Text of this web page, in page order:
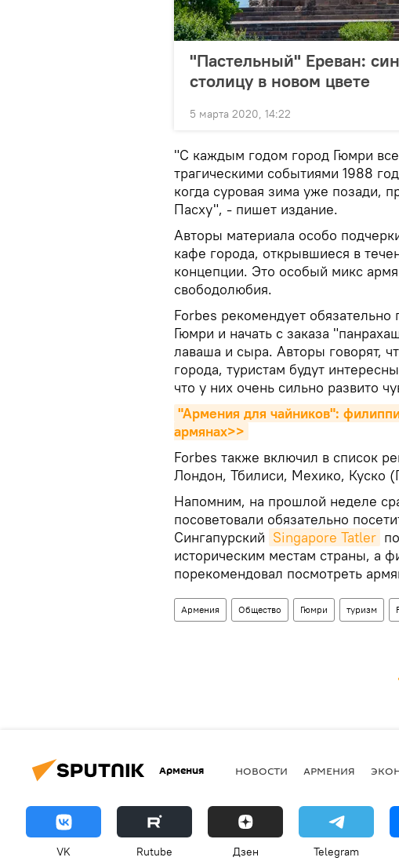
"Пастельный" Ереван:
столицу в новом цвете
5 марта 2020, 14:22
"С каждым годом город Гюмри
трагическими событиями 1988
когда суровая зима уже позади,
Пасху", - пишет издание.
Авторы материала особо
кафе города, открывшиеся в
концепции. Это особый микс
свободолюбия.
Forbes рекомендует
Гюмри и начать с заказа
лаваша и сыра. Авторы говорят,
города, туристам будут
что у них очень сильно развито
"Армения для чайников":
армянах>>
Forbes также включил в список
Лондон, Тбилиси, Мехико, Куско
Напомним, на прошлой неделе
посоветовали обязательно
Сингапурский Singapore Tatler
историческим местам страны, а
порекомендовал посмотреть
Армения Общество Гюмри туризм
Армения НОВОСТИ АРМЕНИЯ
VK Rutube Дзен Telegram